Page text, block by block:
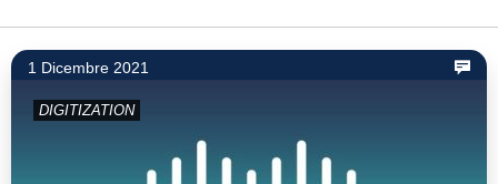
1 Dicembre 2021
DIGITIZATION